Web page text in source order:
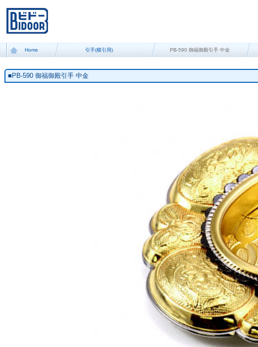
Home 引手(横引用) PB-590 御福御殿引手 中金
■PB-590 御福御殿引手 中金